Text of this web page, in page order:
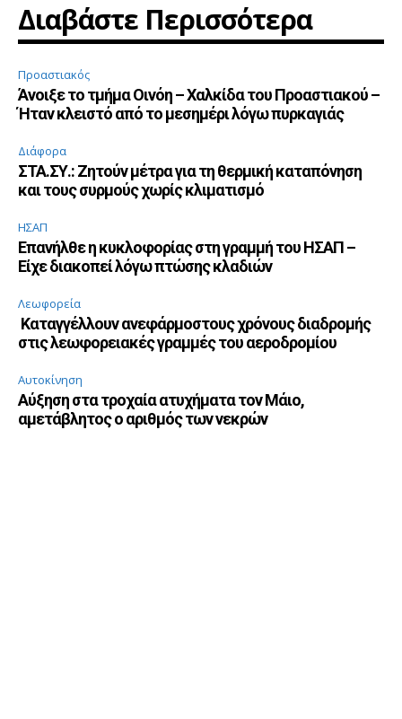
Διαβάστε Περισσότερα
Προαστιακός
Άνοιξε το τμήμα Οινόη – Χαλκίδα του Προαστιακού –
Ήταν κλειστό από το μεσημέρι λόγω πυρκαγιάς
Διάφορα
ΣΤΑ.ΣΥ.: Ζητούν μέτρα για τη θερμική καταπόνηση
και τους συρμούς χωρίς κλιματισμό
ΗΣΑΠ
Επανήλθε η κυκλοφορίας στη γραμμή του ΗΣΑΠ –
Είχε διακοπεί λόγω πτώσης κλαδιών
Λεωφορεία
Καταγγέλλουν ανεφάρμοστους χρόνους διαδρομής
στις λεωφορειακές γραμμές του αεροδρομίου
Αυτοκίνηση
Αύξηση στα τροχαία ατυχήματα τον Μάιο,
αμετάβλητος ο αριθμός των νεκρών